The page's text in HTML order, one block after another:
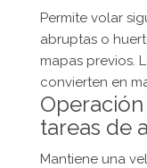
Permite volar
abruptas o
mapas previos.
convierten en
tareas de
Mantiene una